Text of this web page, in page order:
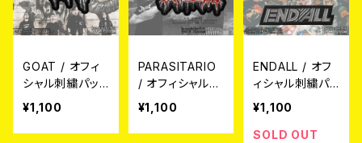
GOAT / オフィ
シャル刺繍パッ
チ
¥1,100
PARASITARIO
/ オフィシャル刺
繍パッチ
¥1,100
ENDALL / オフ
ィシャル刺繍パッ
チ
¥1,100
SOLD OUT